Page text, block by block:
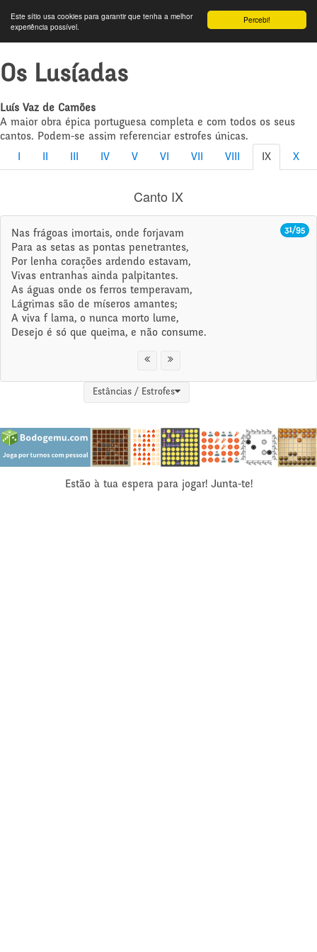
Percebi!
Este sítio usa cookies para garantir que tenha a melhor
experiência possível.
Os Lusíadas
Luís Vaz de Camões
A maior obra épica portuguesa completa e com todos os seus
cantos. Podem-se assim referenciar estrofes únicas.
IV V VI VII VIII IX X
Canto IX
31/95
Nas frágoas imortais, onde forjavam
Para as setas as pontas penetrantes,
Por lenha corações ardendo estavam,
Vivas entranhas ainda palpitantes.
As águas onde os ferros temperavam,
Lágrimas são de míseros amantes;
A viva f lama, o nunca morto lume,
Desejo é só que queima, e não consume.
Estâncias / Estrofes
Estão à tua espera para jogar! Junta-te!